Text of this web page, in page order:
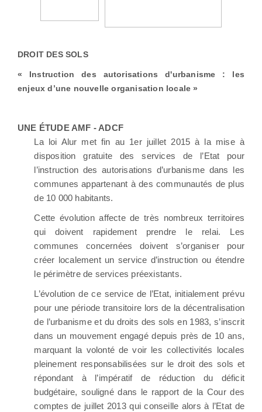
DROIT DES SOLS
« Instruction des autorisations d'urbanisme : les
enjeux d’une nouvelle organisation locale »
UNE ÉTUDE AMF - ADCF
La loi Alur met fin au 1er juillet 2015 à la mise à
disposition gratuite des services de l’Etat pour
l’instruction des autorisations d’urbanisme dans les
communes appartenant à des communautés de plus
de 10 000 habitants.
Cette évolution affecte de très nombreux territoires
qui doivent rapidement prendre le relai. Les
communes concernées doivent s’organiser pour
créer localement un service d’instruction ou étendre
le périmètre de services préexistants.
L’évolution de ce service de l’Etat, initialement prévu
pour une période transitoire lors de la décentralisation
de l’urbanisme et du droits des sols en 1983, s’inscrit
dans un mouvement engagé depuis près de 10 ans,
marquant la volonté de voir les collectivités locales
pleinement responsabilisées sur le droit des sols et
répondant à l’impératif de réduction du déficit
budgétaire, souligné dans le rapport de la Cour des
comptes de juillet 2013 qui conseille alors à l’Etat de